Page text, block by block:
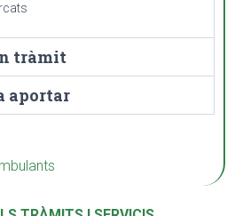
tràmit
aportar